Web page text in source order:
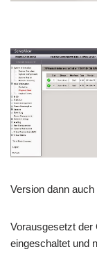
Version dann
Vorausgesetzt der
eingeschaltet und